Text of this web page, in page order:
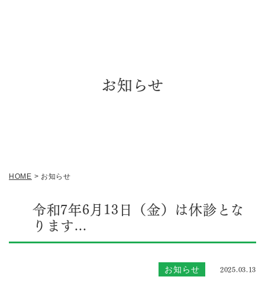
お知らせ
HOME > お知らせ
令和7年6月13日（金）は休診とな
ります...
お知らせ 2025.03.13